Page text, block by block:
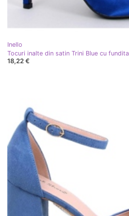
Inello
Tocuri inalte din satin Trini Blue cu
18,22 €